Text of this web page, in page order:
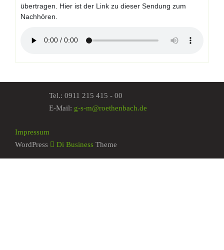
übertragen. Hier ist der Link zu dieser Sendung zum
Nachhören.
Tel.: 0911 215 415 - 00
E-Mail: g-s-m@roethenbach.de
Impressum
WordPress
Di Business Theme